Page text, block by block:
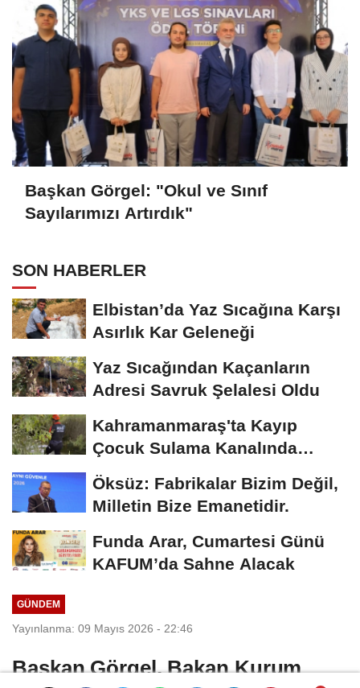
Başkan Görgel: "Okul ve Sınıf
Sayılarımızı Artırdık"
SON HABERLER
Elbistan’da Yaz Sıcağına Karşı
Asırlık Kar Geleneği
Yaz Sıcağından Kaçanların
Adresi Savruk Şelalesi Oldu
Kahramanmaraş'ta Kayıp
Çocuk Sulama Kanalında
Bulundu
Öksüz: Fabrikalar Bizim Değil,
Milletin Bize Emanetidir.
Funda Arar, Cumartesi Günü
KAFUM’da Sahne Alacak
GÜNDEM
Yayınlanma: 09 Mayıs 2026 - 22:46
Başkan Görgel, Bakan Kurum